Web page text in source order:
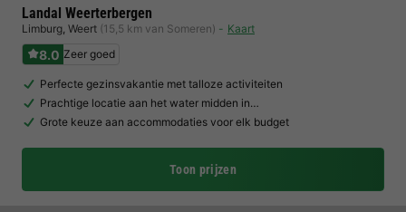
Landal Weerterbergen
Limburg, Weert (15,5 km van Someren) Kaart
8.0 Zeer goed
Perfecte gezinsvakantie met talloze activiteiten
Prachtige locatie aan het water midden in…
Grote keuze aan accommodaties voor elk budget
Toon prijzen